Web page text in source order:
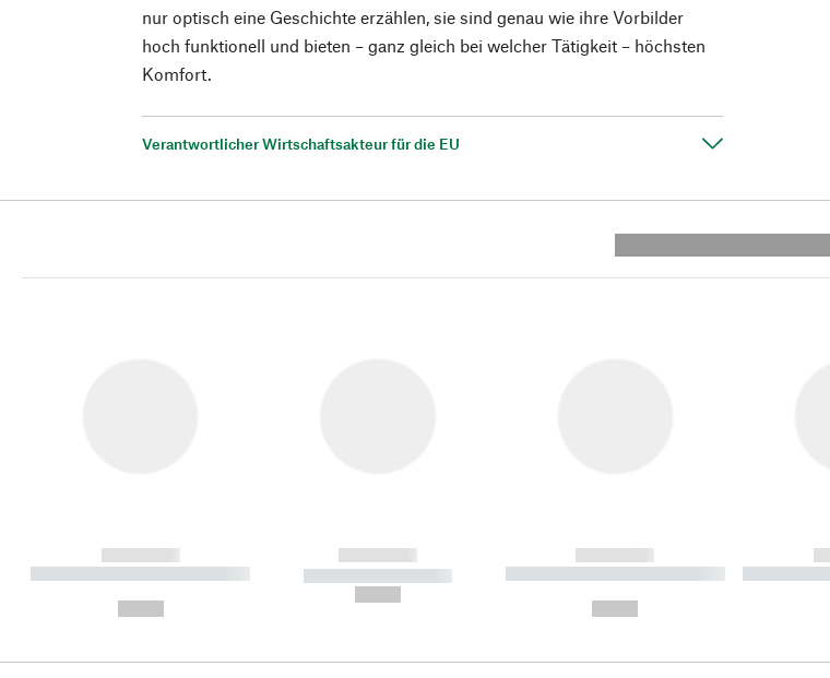
nur optisch eine Geschichte erzählen, sie sind genau wie ihre Vorbilder
hoch funktionell und bieten – ganz gleich bei welcher Tätigkeit – höchsten
Komfort.
Verantwortlicher Wirtschaftsakteur für die EU
------------
----------- ----------- ----------
------------
----------- -----------
------------
----------- ----------- ----------
-----------